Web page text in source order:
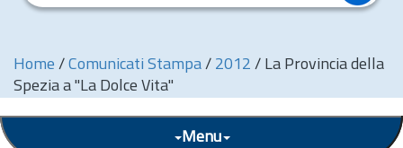
Home / Comunicati Stampa / 2012 / La Provincia della
Spezia a "La Dolce Vita"
Menu